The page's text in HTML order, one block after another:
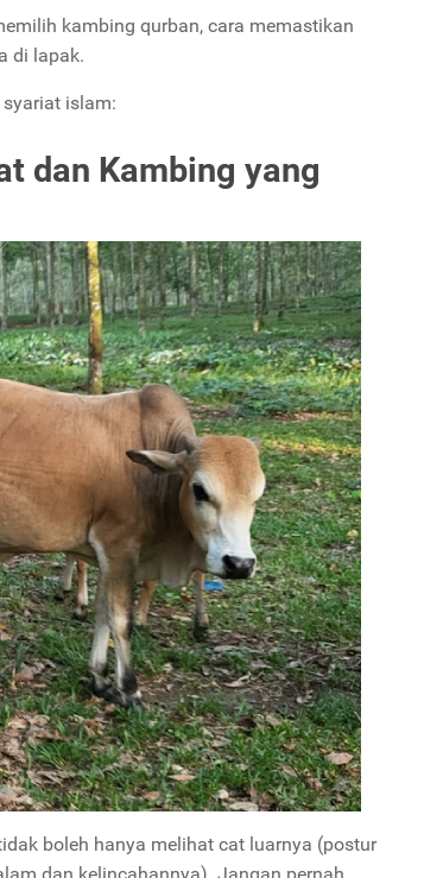
kambing qurban, cara memastikan
di lapak.
islam:
dan Kambing yang
boleh hanya melihat cat luarnya (postur